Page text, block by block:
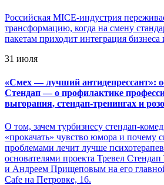
Российская MICE-индустрия
трансформацию, когда на смену
пакетам приходит интеграция бизнеса
31 июля
«Смех — лучший антидепрессант»:
Стендап — о профилактике
выгорания, стендап-тренингах и
О том, зачем турбизнесу стендап-
«прокачать» чувство юмора и почему
проблемами лечит лучше
основателями проекта Тревел
и Андреем Прищеповым на его
Cafe на Петровке, 16.